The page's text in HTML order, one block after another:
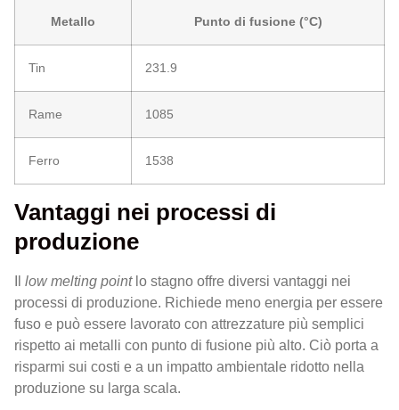
Metallo Punto di fusione (°C)
Tin 231.9
Rame 1085
Ferro 1538
Vantaggi nei processi di
produzione
low melting pointlo stagno offre diversi vantaggi nei
processi di produzione. Richiede meno energia per essere
fuso e può essere lavorato con attrezzature più semplici
rispetto ai metalli con punto di fusione più alto. Ciò porta a
risparmi sui costi e a un impatto ambientale ridotto nella
produzione su larga scala.